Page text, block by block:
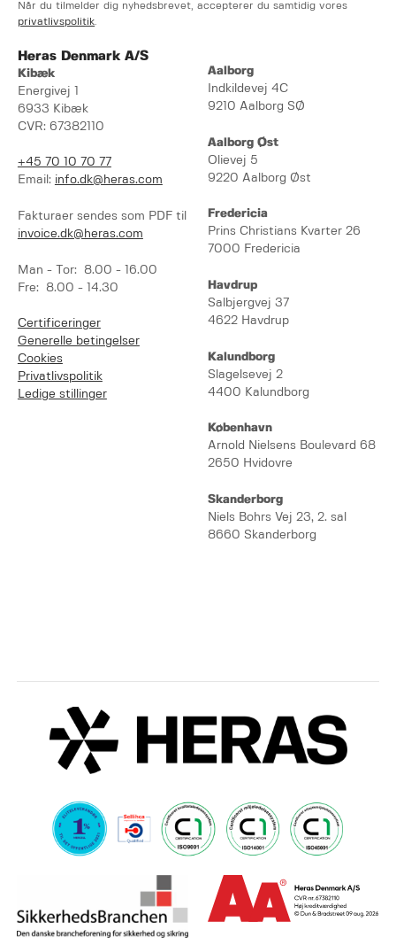
Når du tilmelder dig nyhedsbrevet, accepterer du samtidig vores
privatlivspolitik.
Heras Denmark A/S
Kibæk
Energivej 1
6933 Kibæk
CVR: 67382110
+45 70 10 70 77
Email: info.dk@heras.com
Fakturaer sendes som PDF til
invoice.dk@heras.com
Man - Tor: 8.00 - 16.00
Fre: 8.00 - 14.30
Certificeringer
Generelle betingelser
Cookies
Privatlivspolitik
Ledige stillinger
Aalborg
Indkildevej 4C
9210 Aalborg SØ
Aalborg Øst
Olievej 5
9220 Aalborg Øst
Fredericia
Prins Christians Kvarter 26
7000 Fredericia
Havdrup
Salbjergvej 37
4622 Havdrup
Kalundborg
Slagelsevej 2
4400 Kalundborg
København
Arnold Nielsens Boulevard 68
2650 Hvidovre
Skanderborg
Niels Bohrs Vej 23, 2. sal
8660 Skanderborg